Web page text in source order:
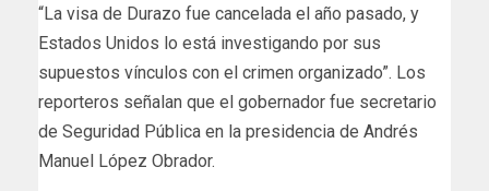
“La visa de Durazo fue cancelada el año pasado, y
Estados Unidos lo está investigando por sus
supuestos vínculos con el crimen organizado”. Los
reporteros señalan que el gobernador fue secretario
de Seguridad Pública en la presidencia de Andrés
Manuel López Obrador.